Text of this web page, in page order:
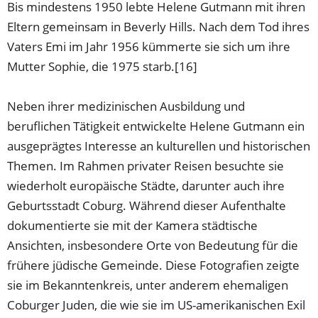
Bis mindestens 1950 lebte Helene Gutmann mit ihren
Eltern gemeinsam in Beverly Hills. Nach dem Tod ihres
Vaters Emi im Jahr 1956 kümmerte sie sich um ihre
Mutter Sophie, die 1975 starb.[16]
Neben ihrer medizinischen Ausbildung und
beruflichen Tätigkeit entwickelte Helene Gutmann ein
ausgeprägtes Interesse an kulturellen und historischen
Themen. Im Rahmen privater Reisen besuchte sie
wiederholt europäische Städte, darunter auch ihre
Geburtsstadt Coburg. Während dieser Aufenthalte
dokumentierte sie mit der Kamera städtische
Ansichten, insbesondere Orte von Bedeutung für die
frühere jüdische Gemeinde. Diese Fotografien zeigte
sie im Bekanntenkreis, unter anderem ehemaligen
Coburger Juden, die wie sie im US-amerikanischen Exil